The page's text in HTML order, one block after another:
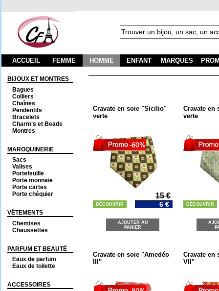
ACCUEIL FEMME HOMME ENFANT MARQUES
BIJOUX ET MONTRES
Bagues
Colliers
Chaînes
Pendentifs
Bracelets
Charm's et Beads
Montres
MAROQUINERIE
Sacs
Valises
Portefeuille
Porte monnaie
Porte cartes
Porte chéquier
VÊTEMENTS
Chemises
Chaussettes
PARFUM ET BEAUTÉ
Eaux de parfum
Eaux de toilette
ACCESSOIRES
Cravate en soie "Sicilio"
verte
15 €
DÉCOUVRIR 6 €
AJOUTER AU
PANIER
Cravate
verte
DÉCOUVRIR
Cravate en soie "Amedéo
III"
Cravate en
VII"